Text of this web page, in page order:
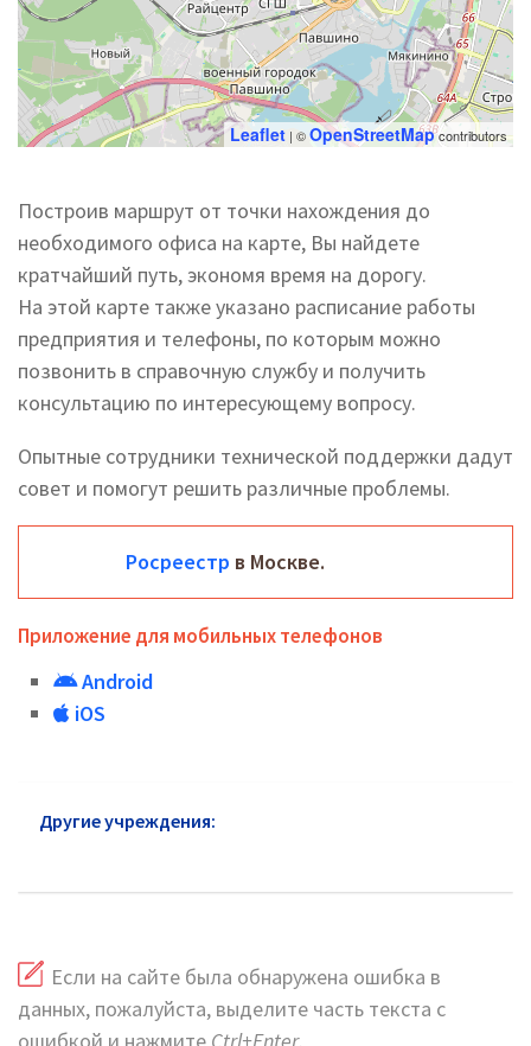
Leaflet | ©OpenStreetMapcontributors
Построив маршрут от точки нахождения до
необходимого офиса на карте, Вы найдете
кратчайший путь, экономя время на дорогу.
На этой карте также указано расписание работы
предприятия и телефоны, по которым можно
позвонить в справочную службу и получить
консультацию по интересующему вопросу.
Опытные сотрудники технической поддержки дадут
совет и помогут решить различные проблемы.
Росреестр в Москве.
Приложение для мобильных телефонов
Android
iOS
Другие учреждения:
Если на сайте была обнаружена ошибка в
данных, пожалуйста, выделите часть текста с